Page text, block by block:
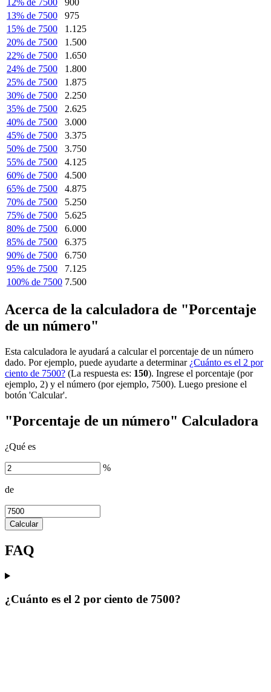
12% de 7500
900
13% de 7500
975
15% de 7500
1.125
20% de 7500
1.500
22% de 7500
1.650
24% de 7500
1.800
25% de 7500
1.875
30% de 7500
2.250
35% de 7500
2.625
40% de 7500
3.000
45% de 7500
3.375
50% de 7500
3.750
55% de 7500
4.125
60% de 7500
4.500
65% de 7500
4.875
70% de 7500
5.250
75% de 7500
5.625
80% de 7500
6.000
85% de 7500
6.375
90% de 7500
6.750
95% de 7500
7.125
100% de 7500 7.500
Acerca de la calculadora de "Porcentaje
de un número"
Esta calculadora le ayudará a calcular el porcentaje de un número
dado. Por ejemplo, puede ayudarte a determinar ¿Cuánto es el 2 por
ciento de 7500? (La respuesta es: 150). Ingrese el porcentaje (por
ejemplo, 2) y el número (por ejemplo, 7500). Luego presione el
botón 'Calcular'.
"Porcentaje de un número" Calculadora
¿Qué es
%
de
Calcular
FAQ
¿Cuánto es el 2 por ciento de 7500?